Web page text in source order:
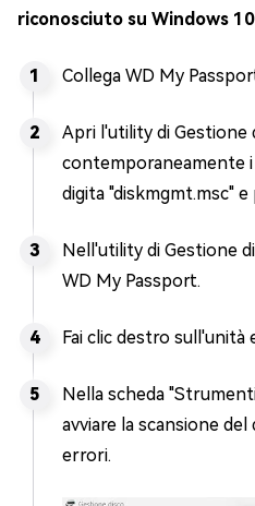
riconosciuto su Windows 10
Collega WD My
Apri l'utility di Gestione
contemporaneamente i
digita "diskmgmt.msc" e
Nell'utility di Gestione
WD My Passport.
Fai clic destro sull'unità
Nella scheda
avviare la scansione
errori.